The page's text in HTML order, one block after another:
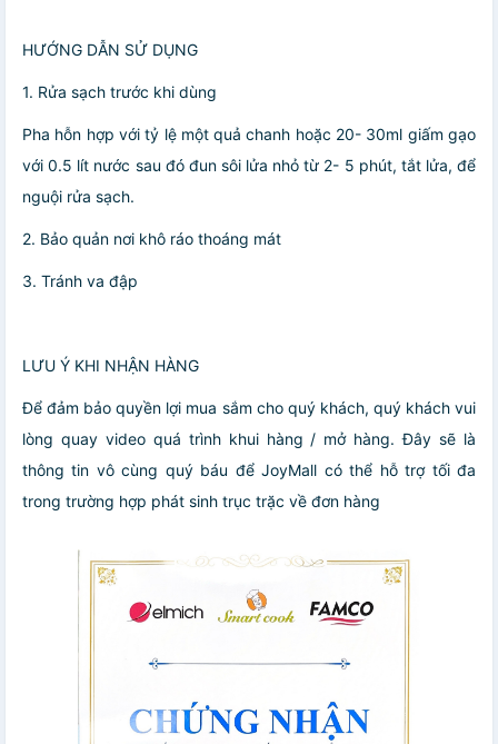
HƯỚNG DẪN SỬ DỤNG
1. Rửa sạch trước khi dùng
Pha hỗn hợp với tỷ lệ một quả chanh hoặc 20- 30ml giấm gạo
với 0.5 lít nước sau đó đun sôi lửa nhỏ từ 2- 5 phút, tắt lửa, để
nguội rửa sạch.
2. Bảo quản nơi khô ráo thoáng mát
3. Tránh va đập
LƯU Ý KHI NHẬN HÀNG
Để đảm bảo quyền lợi mua sắm cho quý khách, quý khách vui
lòng quay video quá trình khui hàng / mở hàng. Đây sẽ là
thông tin vô cùng quý báu để JoyMall có thể hỗ trợ tối đa
trong trường hợp phát sinh trục trặc về đơn hàng